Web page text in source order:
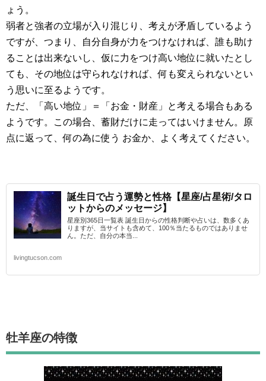
ょう。
弱者と強者の立場が入り混じり、考えが矛盾しているよう
ですが、つまり、自分自身が力をつけなければ、誰も助け
ることは出来ないし、仮に力をつけ高い地位に就いたとし
ても、その地位は守られなければ、何も変えられないとい
う思いに至るようです。
ただ、「高い地位」＝「お金・財産」と考える場合もある
ようです。この場合、蓄財だけに走ってはいけません。原
点に返って、何の為に使う お金か、よく考えてください。
誕生日で占う運勢と性格【星座/占星術/タロ
ットからのメッセージ】
星座別365日一覧表 誕生日からの性格判断や占いは、数多くあ
りますが、当サイトも含めて、100％当たるものではありませ
ん。ただ、自分の本当...
livingtucson.com
牡羊座の特徴